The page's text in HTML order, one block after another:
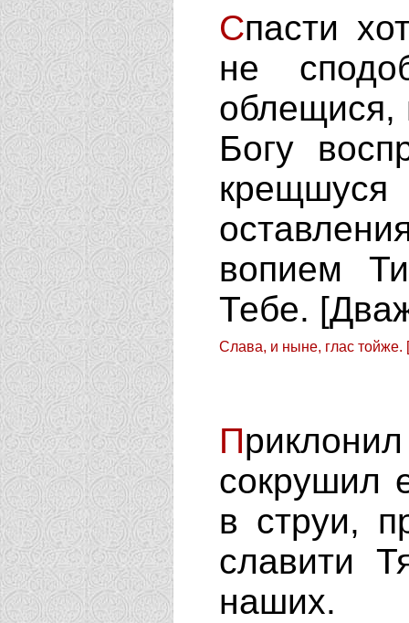
Спасти
не
облещися,
Богу
вопием
Тебе.
Слава, и ныне, глас
П
сокрушил
в струи,
славити
наших.